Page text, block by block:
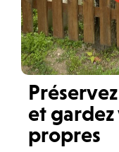
et gardez
propres